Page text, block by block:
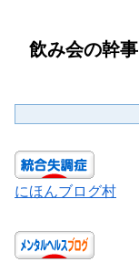
飲み会の幹事
にほんブログ村